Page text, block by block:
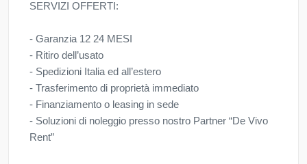
SERVIZI OFFERTI:
- Garanzia 12 24 MESI
- Ritiro dell’usato
- Spedizioni Italia ed all’estero
- Trasferimento di proprietà immediato
- Finanziamento o leasing in sede
- Soluzioni di noleggio presso nostro Partner “De Vivo
Rent”